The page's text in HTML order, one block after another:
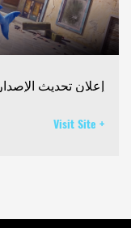
إعلان تحديث الإصدار 2026/07/09
Visit Site +